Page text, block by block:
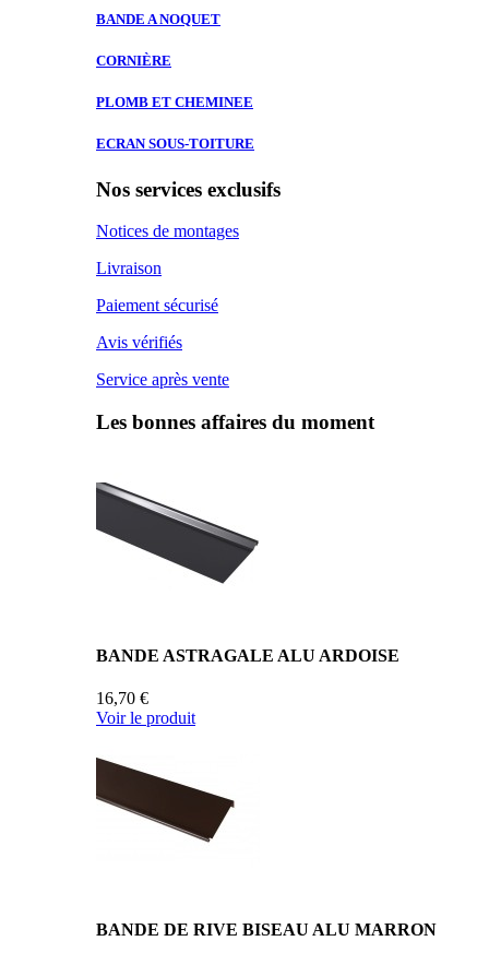
BANDE ANOQUET
CORNIÈRE
PLOMB ET CHEMINEE
ECRAN SOUS-TOITURE
Nos services exclusifs
Notices de montages
Livraison
Paiement sécurisé
Avis vérifiés
Service après vente
Les bonnes affaires du moment
BANDE ASTRAGALE ALU ARDOISE
16,70 €
Voir le produit
BANDE DE RIVE BISEAU ALU MARRON